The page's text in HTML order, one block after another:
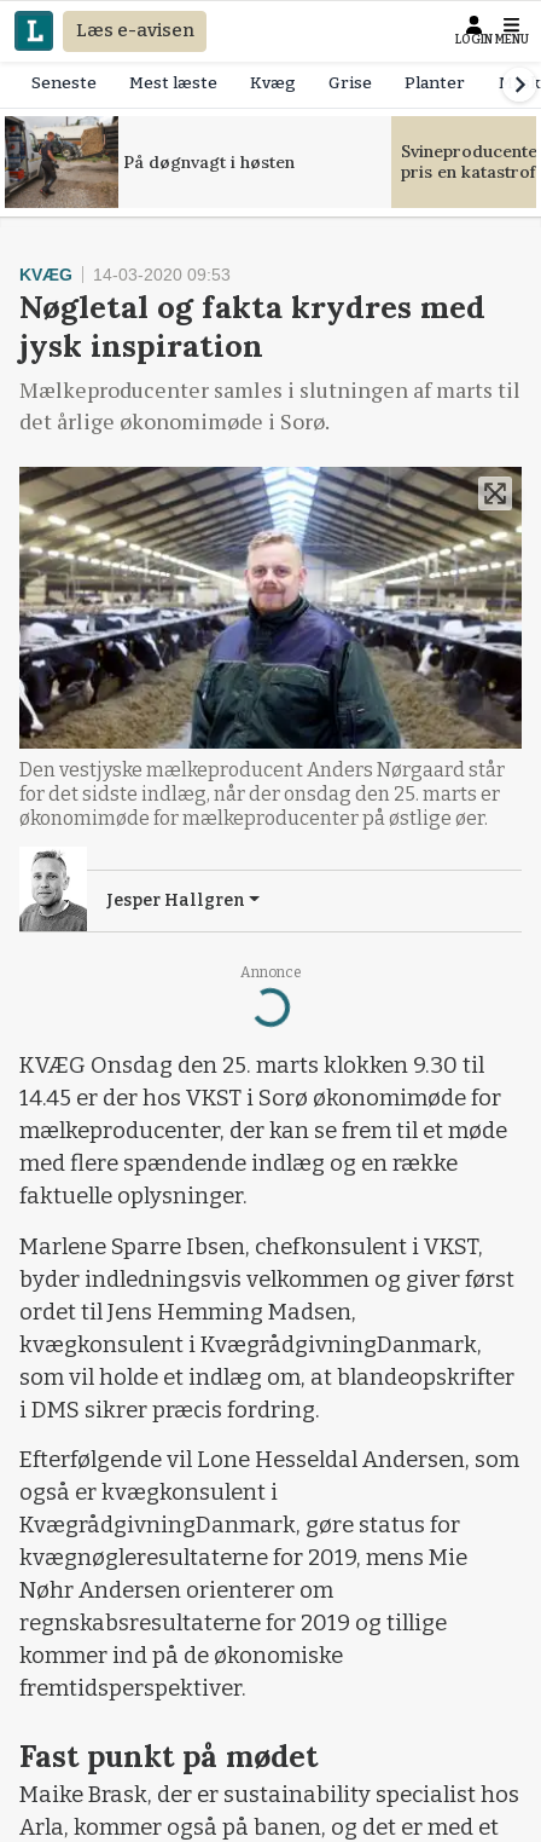
Læs e-avisen LOGIN MENU
Seneste Mest læste Kvæg Grise Planter
På døgnvagt i høsten
pris en
Annonce
Loading...
KVÆG 14-03-2020 09:53
Nøgletal og fakta krydres med
jysk inspiration
Mælkeproducenter samles i slutningen af marts til
det årlige økonomimøde i Sorø.
Den vestjyske mælkeproducent Anders Nørgaard står
for det sidste indlæg, når der onsdag den 25. marts er
økonomimøde for mælkeproducenter på østlige øer.
Jesper Hallgren
KVÆG Onsdag den 25. marts klokken 9.30 til
14.45 er der hos VKST i Sorø økonomimøde for
mælkeproducenter, der kan se frem til et møde
med flere spændende indlæg og en række
faktuelle oplysninger.
Marlene Sparre Ibsen, chefkonsulent i VKST,
byder indledningsvis velkommen og giver først
ordet til Jens Hemming Madsen,
kvægkonsulent i KvægrådgivningDanmark,
som vil holde et indlæg om, at blandeopskrifter
i DMS sikrer præcis fordring.
Efterfølgende vil Lone Hesseldal Andersen, som
også er kvægkonsulent i
KvægrådgivningDanmark, gøre status for
kvægnøgleresultaterne for 2019, mens Mie
Nøhr Andersen orienterer om
regnskabsresultaterne for 2019 og tillige
kommer ind på de økonomiske
fremtidsperspektiver.
Fast punkt på mødet
Maike Brask, der er sustainability specialist hos
Arla, kommer også på banen, og det er med et